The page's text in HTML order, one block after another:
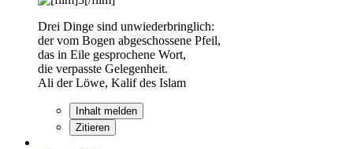
Drei Dinge sind unwiederbringlich:
der vom Bogen abgeschossene Pfeil,
das in Eile gesprochene Wort,
die verpasste Gelegenheit.
Ali der Löwe, Kalif des Islam
Inhalt melden
Zitieren